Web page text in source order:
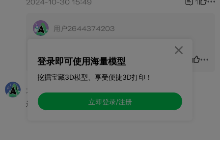
登录即可使用海量模型
挖掘宝藏3D模型、享受便捷3D打印！
立即登录/注册
